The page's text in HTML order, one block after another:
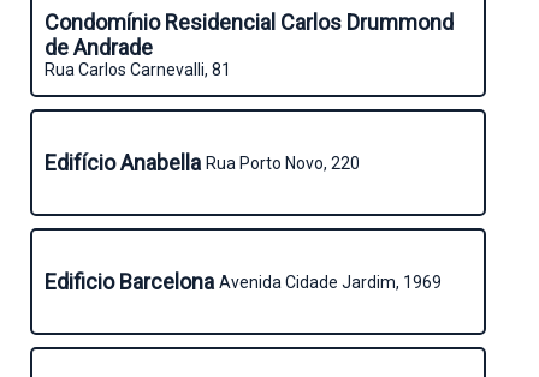
Condomínio Residencial Carlos Drummond
de Andrade
Rua Carlos Carnevalli, 81
Edifício Anabella Rua Porto Novo, 220
Edificio Barcelona Avenida Cidade Jardim, 1969